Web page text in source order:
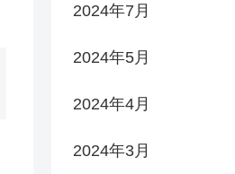
2024年7月
2024年5月
2024年4月
2024年3月